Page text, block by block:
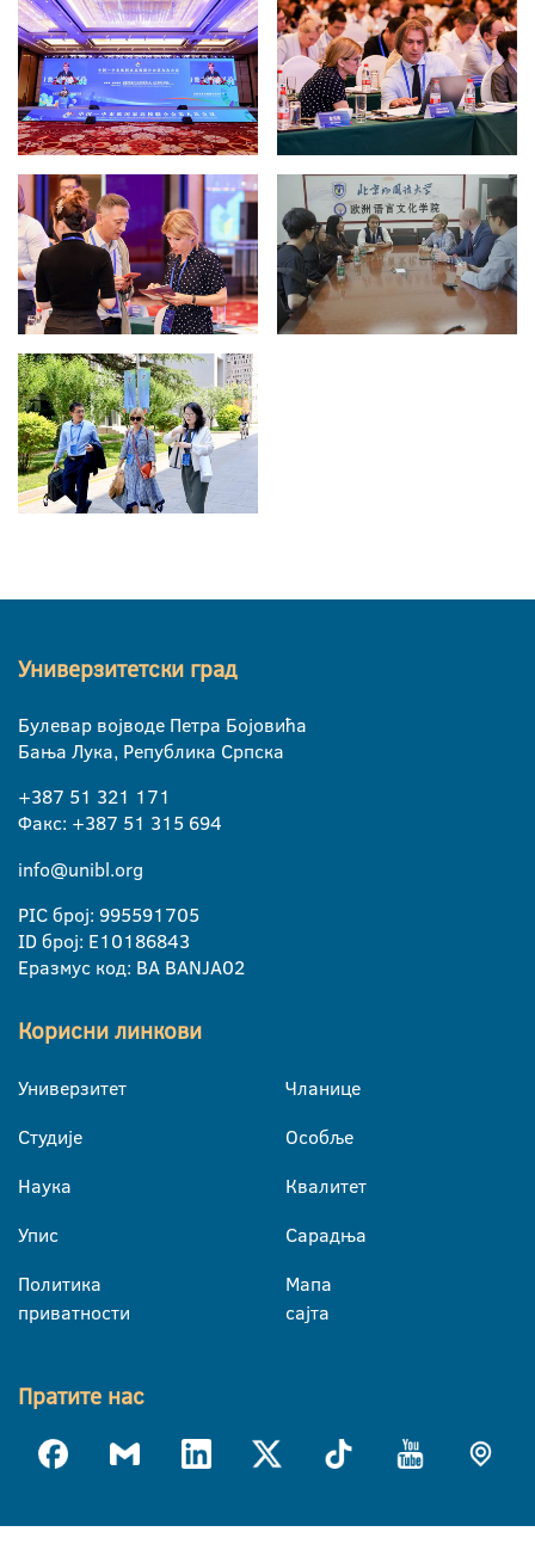
Универзитетски град
Булевар војводе Петра Бојовића
Бања Лука, Република Српска
+387 51 321 171
Факс: +387 51 315 694
info@unibl.org
PIC број: 995591705
ID број: E10186843
Еразмус код: BA BANJA02
Корисни линкови
Универзитет
Студије
Наука
Упис
Политика
приватности
Чланице
Особље
Квалитет
Сарадња
Мапа
сајта
Пратите нас